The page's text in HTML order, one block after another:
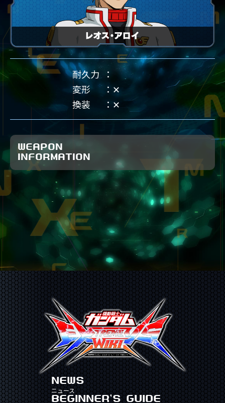
耐久力
変形
✕
換装
✕
WEAPON
INFORMATION
NEWS
ニュース
BEGINNER'S GUIDE